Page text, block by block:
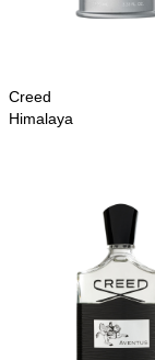
Creed
Himalaya